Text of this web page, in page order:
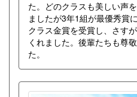
た。どのクラスも美しい声
ましたが3年1組が最優秀賞
クラス金賞を受賞し、さす
くれました。後輩たちも尊
た。